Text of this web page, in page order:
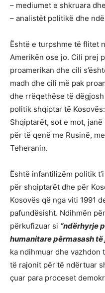
– mediumet e shkruara
– analistët politikë dhe
Është e turpshme të flitet
Amerikën ose jo. Cili prej
proamerikan dhe cili
madh dhe cili më pak
dhe rrëqethëse të
politik shqiptar të Kosovës:
Shqiptarët, sot e mot, janë
për të qenë me Rusinë,
Teheranin.
Është infantilizëm politik
për shqiptarët dhe për
Kosovës që nga viti 1991
pafundësisht. Ndihmën
përkufizuar si “ndërhyrje
humanitare përmasash
ka ndihmuar dhe vazhdon
të rajonit për të ndërtuar
çuar para proceset